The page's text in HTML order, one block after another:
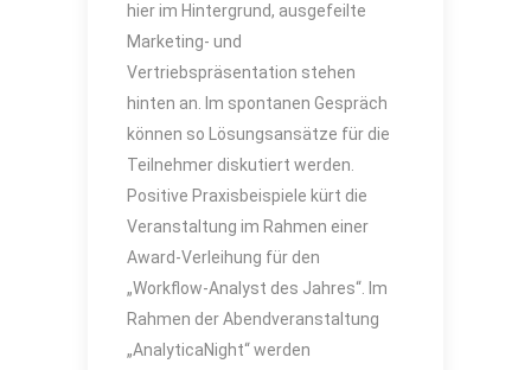
hier im Hintergrund, ausgefeilte
Marketing- und
Vertriebspräsentation stehen
hinten an. Im spontanen Gespräch
können so Lösungsansätze für die
Teilnehmer diskutiert werden.
Positive Praxisbeispiele kürt die
Veranstaltung im Rahmen einer
Award-Verleihung für den
„Workflow-Analyst des Jahres“. Im
Rahmen der Abendveranstaltung
„AnalyticaNight“ werden